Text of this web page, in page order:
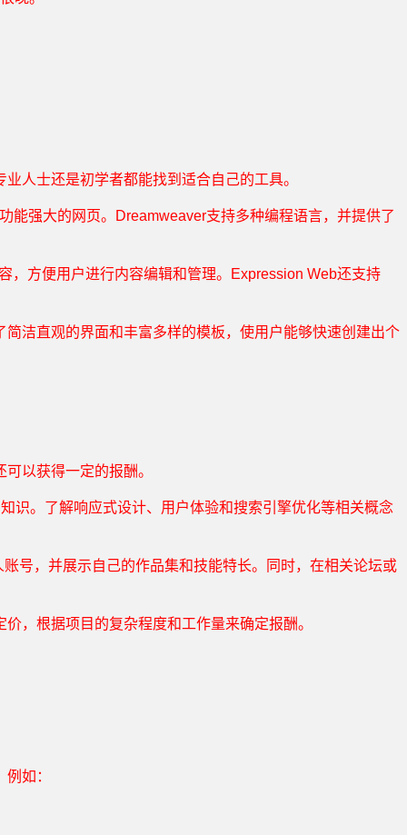
人士还是初学者都能找到适合自己的工具。
能强大的网页。Dreamweaver支持多种编程语言，并提供了
，方便用户进行内容编辑和管理。Expression Web还支持
洁直观的界面和丰富多样的模板，使用户能够快速创建出个
以获得一定的报酬。
识。了解响应式设计、用户体验和搜索引擎优化等相关概念
号，并展示自己的作品集和技能特长。同时，在相关论坛或
，根据项目的复杂程度和工作量来确定报酬。
如：